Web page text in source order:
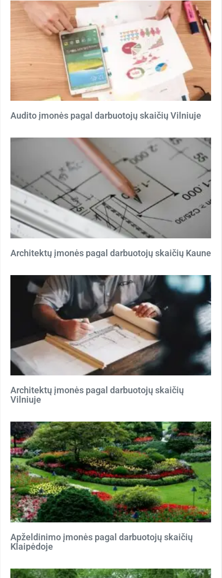
Audito įmonės pagal darbuotojų skaičių Vilniuje
Architektų įmonės pagal darbuotojų skaičių Kaune
Architektų įmonės pagal darbuotojų skaičių
Vilniuje
Apželdinimo įmonės pagal darbuotojų skaičių
Klaipėdoje